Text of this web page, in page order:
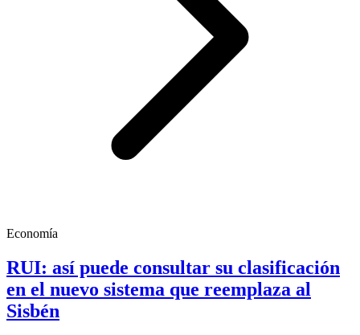
Economía
RUI: así puede consultar su clasificación
en el nuevo sistema que reemplaza al
Sisbén